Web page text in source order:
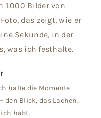
1.000 Bilder von
das zeigt, wie er
Sekunde, in der
was ich festhalte.
halte die Momente
den Blick, das Lachen,
habt.